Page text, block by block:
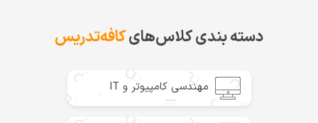
دسته بندی کلاس‌هایکافه‌تدریس
مهندسی کامپیوتر و IT